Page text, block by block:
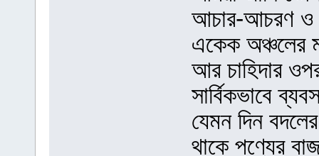
আচার-আচরণ ও
একেক অঞ্চলের
আর চাহিদার
সার্বিকভাবে
যেমন দিন বদলের
থাকে পণ্যের